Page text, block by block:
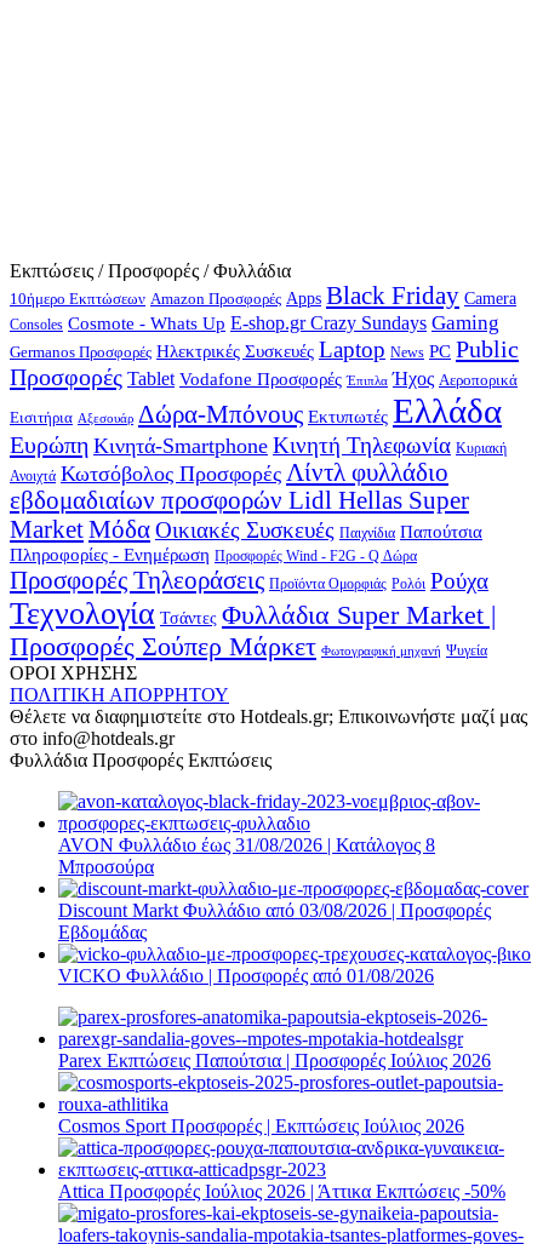
Εκπτώσεις / Προσφορές / Φυλλάδια
10ήμερο Εκπτώσεων Amazon Προσφορές Apps Black Friday Camera
Consoles Cosmote - Whats Up E-shop.gr Crazy Sundays Gaming
Germanos Προσφορές Hλεκτρικές Συσκευές Laptop News PC Public
Προσφορές Tablet Vodafone Προσφορές Έπιπλα Ήχος Αεροπορικά
Εισιτήρια Αξεσουάρ Δώρα-Μπόνους Εκτυπωτές Ελλάδα
Ευρώπη Κινητά-Smartphone Κινητή Τηλεφωνία Κυριακή
Ανοιχτά Κωτσόβολος Προσφορές Λίντλ φυλλάδιο
εβδομαδιαίων προσφορών Lidl Hellas Super
MarketΜόδαΟικιακές Συσκευές Παιχνίδια Παπούτσια
Πληροφορίες - Ενημέρωση Προσφορές Wind - F2G - Q Δώρα
Προσφορές Τηλεοράσεις Προϊόντα Ομορφιάς Ρολόι Ρούχα
Τεχνολογία Τσάντες Φυλλάδια Super Market |
Προσφορές Σούπερ Μάρκετ Φωτογραφική μηχανή Ψυγεία
ΟΡΟΙ ΧΡΗΣΗΣ
ΠΟΛΙΤΙΚΗ ΑΠΟΡΡΗΤΟΥ
Θέλετε να διαφημιστείτε στο Hotdeals.gr; Επικοινωνήστε μαζί μας
στο info@hotdeals.gr
Φυλλάδια Προσφορές Εκπτώσεις
AVON Φυλλάδιο έως 31/08/2026 | Κατάλογος 8
Μπροσούρα
Discount Markt Φυλλάδιο από 03/08/2026 | Προσφορές
Εβδομάδας
VICKO Φυλλάδιο | Προσφορές από 01/08/2026
Parex Εκπτώσεις Παπούτσια | Προσφορές Ιούλιος 2026
Cosmos Sport Προσφορές | Εκπτώσεις Ιούλιος 2026
Attica Προσφορές Ιούλιος 2026 | Άττικα Εκπτώσεις -50%